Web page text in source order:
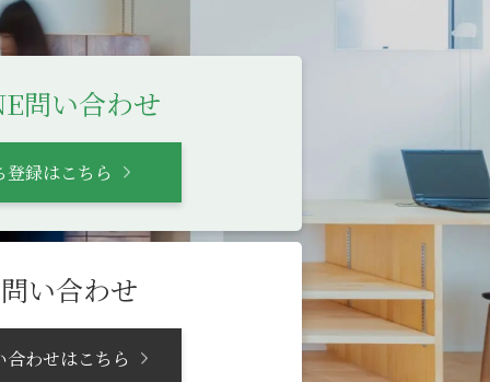
問い合わせ
登録はこちら
い合わせ
合わせはこちら